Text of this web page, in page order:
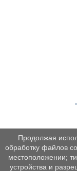
Продолжая
обработку файлов
местоположении;
устройства и